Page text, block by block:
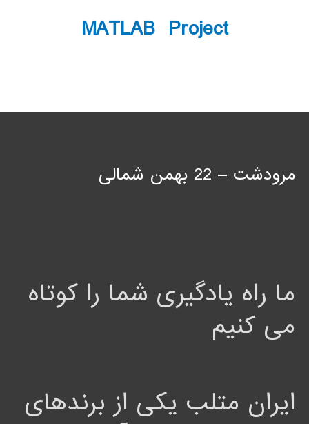
MATLAB Project
مرودشت – 22 بهمن شمالی
ما راه یادگیری شما را کوتاه
می کنیم
ایران متلب یکی از برندهای